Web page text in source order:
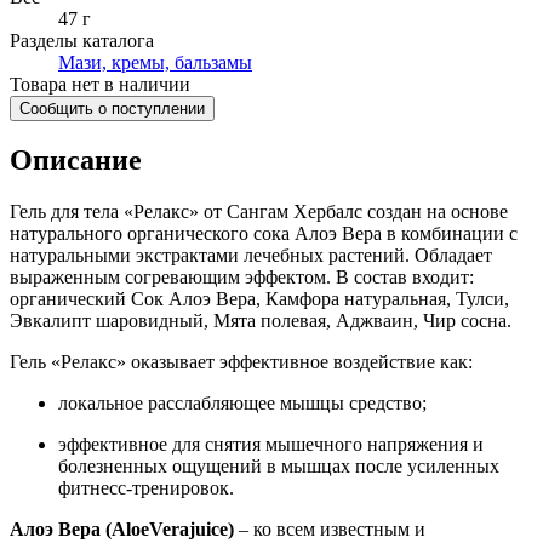
47 г
Разделы каталога
Мази, кремы, бальзамы
Товара нет в наличии
Сообщить о поступлении
Описание
Гель для тела «Релакс» от Сангам Хербалс создан на основе
натурального органического сока Алоэ Вера в комбинации с
натуральными экстрактами лечебных растений. Обладает
выраженным согревающим эффектом. В состав входит:
органический Сок Алоэ Вера, Камфора натуральная, Тулси,
Эвкалипт шаровидный, Мята полевая, Аджваин, Чир сосна.
Гель «Релакс» оказывает эффективное воздействие как:
локальное расслабляющее мышцы средство;
эффективное для снятия мышечного напряжения и
болезненных ощущений в мышцах после усиленных
фитнесс-тренировок.
Алоэ Вера (AloeVerajuice) – ко всем известным и